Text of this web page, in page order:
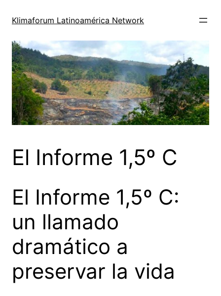
Klimaforum Latinoamérica Network
El Informe 1,5º C
El Informe 1,5º C:
un llamado
dramático a
preservar la vida